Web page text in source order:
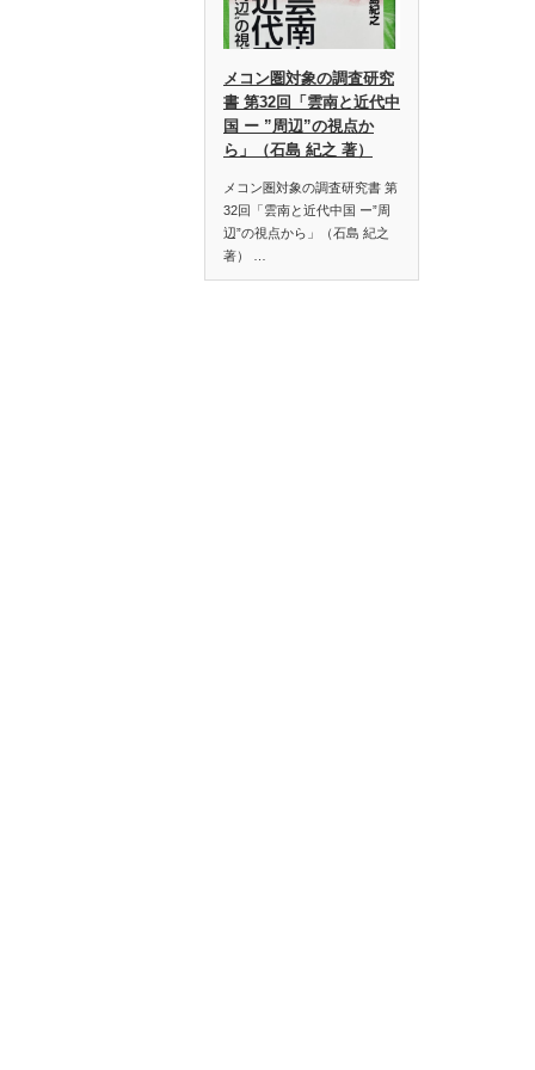
メコン圏対象の調査研究
書 第32回「雲南と近代中
国 ー ”周辺”の視点か
ら」（石島 紀之 著）
メコン圏対象の調査研究書 第
32回「雲南と近代中国 ー”周
辺”の視点から」（石島 紀之
著） …